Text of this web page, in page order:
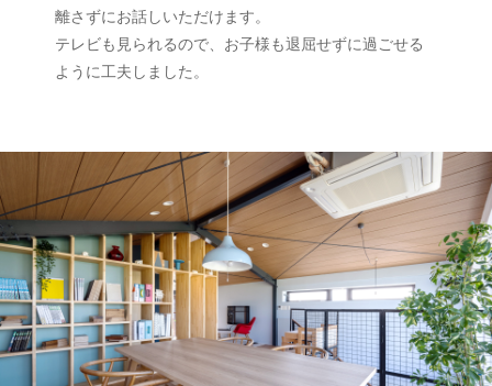
離さずにお話しいただけます。
テレビも見られるので、お子様も退屈せずに過ごせる
ように工夫しました。